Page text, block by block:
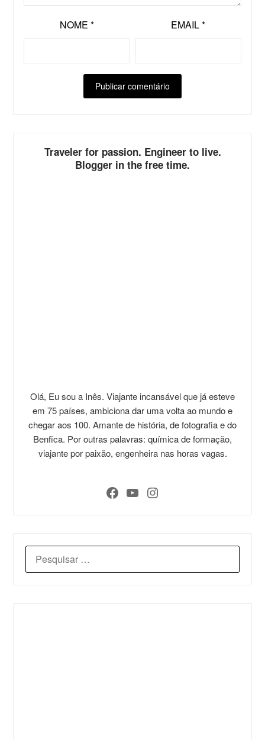
NOME * EMAIL*
Traveler for passion. Engineer to live.
Blogger in the free time.
Olá, Eu sou a Inês. Viajante incansável que já esteve
em 75 países, ambiciona dar uma volta ao mundo e
chegar aos 100. Amante de história, de fotografia e do
Benfica. Por outras palavras: química de formação,
viajante por paixão, engenheira nas horas vagas.